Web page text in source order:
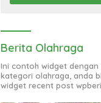
Berita Olahraga
Ini contoh widget
kategori olahraga, anda
widget recent post